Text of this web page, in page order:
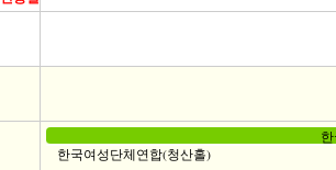
한국여성단체연합(청산홀)